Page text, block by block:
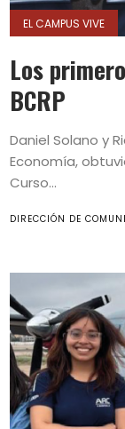
EL CAMPUS VIVE
Los
BCRP
Daniel Solano y
Economía,
Curso...
DIRECCIÓN DE